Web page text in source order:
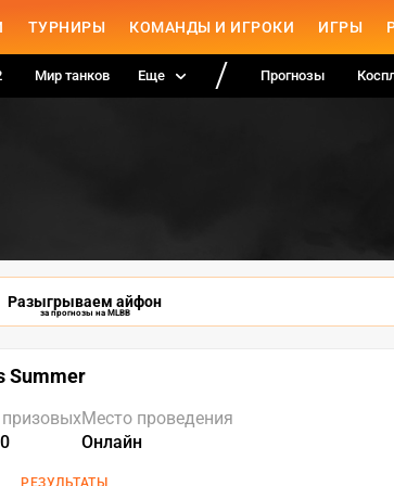
ТУРНИРЫ КОМАНДЫ И ИГРОКИ ИГРЫ
Мир танков Еще Прогнозы
Разыгрываем айфон
за прогнозы на MLBB
Summer
Место проведения
Онлайн
РЕЗУЛЬТАТЫ